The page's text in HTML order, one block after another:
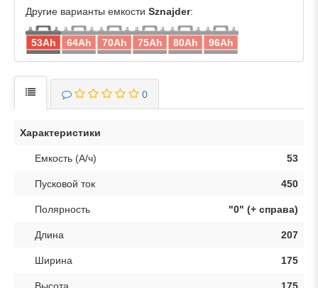
Другие варианты емкости Sznajder:
53Ah 64Ah 70Ah 75Ah 80Ah 96Ah
0
Характеристики
Емкость (А/ч) 53
Пусковой ток 450
Полярность "0" (+ справа)
Длина 207
Ширина 175